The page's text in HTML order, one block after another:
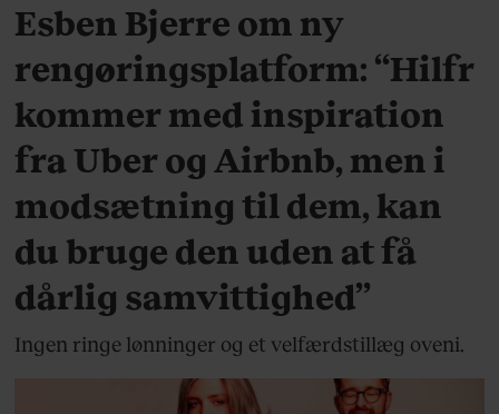
Esben Bjerre om ny
rengøringsplatform: “Hilfr
kommer med inspiration
fra Uber og Airbnb, men i
modsætning til dem, kan
du bruge den uden at få
dårlig samvittighed”
Ingen ringe lønninger og et velfærdstillæg oveni.